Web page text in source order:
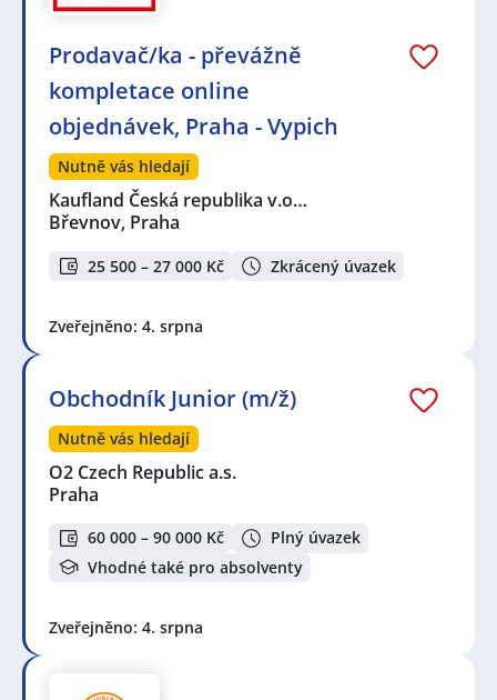
Prodavač/ka - převážně
kompletace online
objednávek, Praha - Vypich
Nutně vás hledají
Kaufland Česká republika v.o…
Břevnov, Praha
25 500 – 27 000 Kč Zkrácený úvazek
Zveřejněno: 4. srpna
Obchodník Junior (m/ž)
Nutně vás hledají
O2 Czech Republic a.s.
Praha
60 000 – 90 000 Kč
Plný úvazek
Vhodné také pro absolventy
Zveřejněno: 4. srpna